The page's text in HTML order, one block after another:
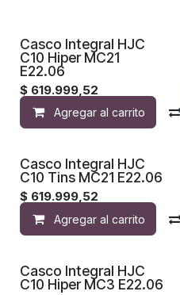
Casco Integral HJC
C10 Hiper MC21
E22.06
$ 619.999,52
Agregar al carrito
Casco Integral HJC
C10 Tins MC21 E22.06
$ 619.999,52
Agregar al carrito
Casco Integral HJC
C10 Hiper MC3 E22.06